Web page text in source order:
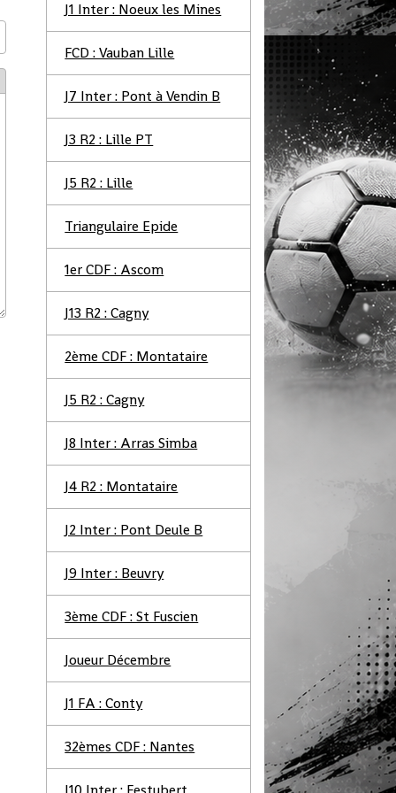
J1 Inter : Noeux les Mines
FCD : Vauban Lille
J7 Inter : Pont à Vendin B
J3 R2 : Lille PT
J5 R2 : Lille
Triangulaire Epide
1er CDF : Ascom
J13 R2 : Cagny
2ème CDF : Montataire
J5 R2 : Cagny
J8 Inter : Arras Simba
J4 R2 : Montataire
J2 Inter : Pont Deule B
J9 Inter : Beuvry
3ème CDF : St Fuscien
Joueur Décembre
J1 FA : Conty
32èmes CDF : Nantes